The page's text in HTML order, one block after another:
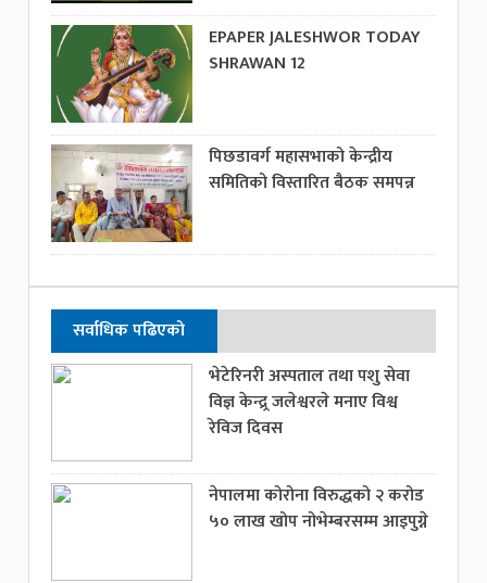
EPAPER JALESHWOR TODAY
SHRAWAN 12
पिछडावर्ग महासभाको केन्द्रीय
समितिको विस्तारित बैठक समपन्न
सर्वाधिक पढिएको
भेटेरिनरी अस्पताल तथा पशु सेवा
विज्ञ केन्द्र्र जलेश्वरले मनाए विश्व
रेविज दिवस
नेपालमा कोरोना विरुद्धको २ करोड
५० लाख खोप नोभेम्बरसम्म आइपुग्ने